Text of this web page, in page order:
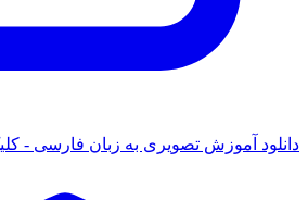
آموزش تصویری به زبان فارسی - کلیک کنید